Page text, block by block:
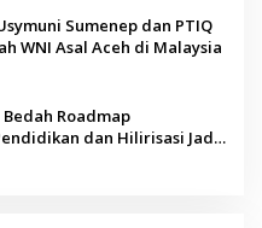
Sumenep dan PTIQ
WNI Asal Aceh di Malaysia
Roadmap
dan Hilirisasi Jadi